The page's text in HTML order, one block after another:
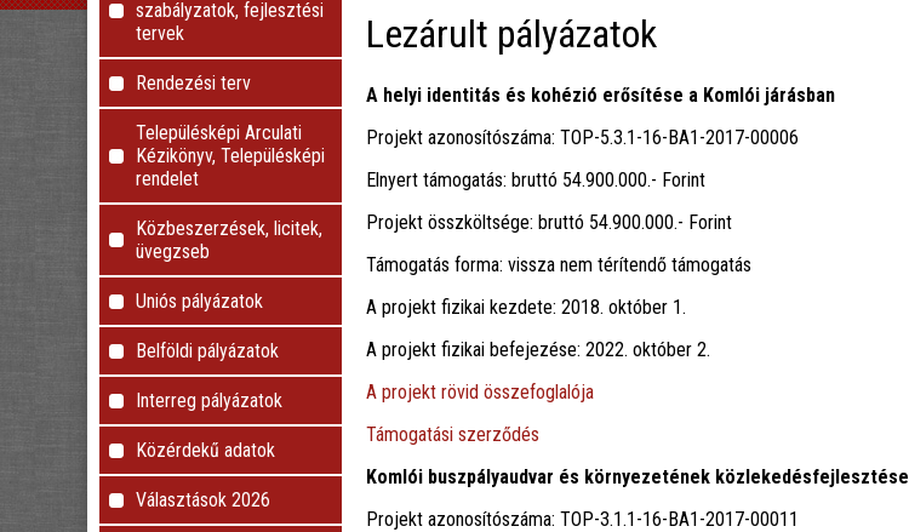
szabályzatok, fejlesztési
tervek
Rendezési terv
Településképi Arculati
Kézikönyv, Településképi
rendelet
Közbeszerzések, licitek,
üvegzseb
Uniós pályázatok
Belföldi pályázatok
Interreg pályázatok
Közérdekű adatok
Választások 2026
Lezárult pályázatok
A helyi identitás és kohézió erősítése a Komlói járásban
Projekt azonosítószáma: TOP-5.3.1-16-BA1-2017-00006
Elnyert támogatás: bruttó 54.900.000.- Forint
Projekt összköltsége: bruttó 54.900.000.- Forint
Támogatás forma: vissza nem térítendő támogatás
A projekt fizikai kezdete: 2018. október 1.
A projekt fizikai befejezése: 2022. október 2.
A projekt rövid összefoglalója
Támogatási szerződés
Komlói buszpályaudvar és környezetének közlekedésfejlesztése
Projekt azonosítószáma: TOP-3.1.1-16-BA1-2017-00011